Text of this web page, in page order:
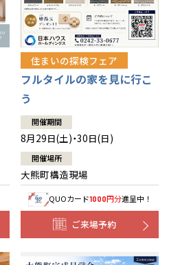
住まいの探検フェア
フルタイルの家を見に行こ
う
開催期間
8月29日(土)・30日(日)
開催場所
大熊町構造現場
QUOカード1000円分進呈中！
ご来場予約